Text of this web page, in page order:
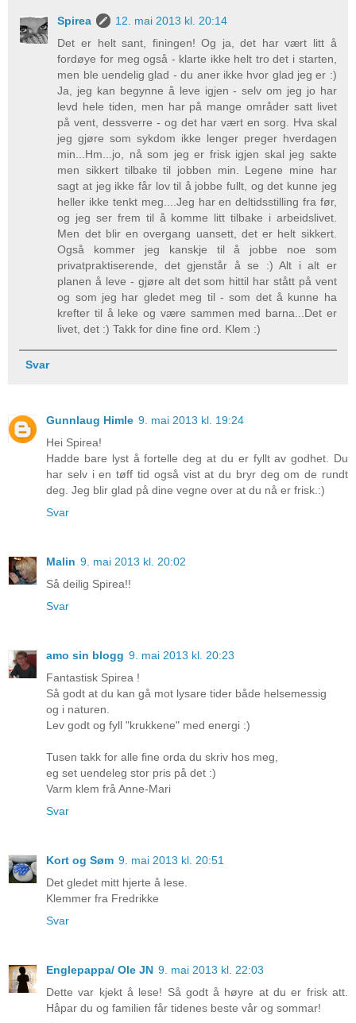
Spirea
12. mai 2013 kl. 20:14
Det er helt sant, finingen! Og ja, det har vært litt å
fordøye for meg også - klarte ikke helt tro det i starten,
men ble uendelig glad - du aner ikke hvor glad jeg er :)
Ja, jeg kan begynne å leve igjen - selv om jeg jo har
levd hele tiden, men har på mange områder satt livet
på vent, dessverre - og det har vært en sorg. Hva skal
jeg gjøre som sykdom ikke lenger preger hverdagen
min...Hm...jo, nå som jeg er frisk igjen skal jeg sakte
men sikkert tilbake til jobben min. Legene mine har
sagt at jeg ikke får lov til å jobbe fullt, og det kunne jeg
heller ikke tenkt meg....Jeg har en deltidsstilling fra før,
og jeg ser frem til å komme litt tilbake i arbeidslivet.
Men det blir en overgang uansett, det er helt sikkert.
Også kommer jeg kanskje til å jobbe noe som
privatpraktiserende, det gjenstår å se :) Alt i alt er
planen å leve - gjøre alt det som hittil har stått på vent
og som jeg har gledet meg til - som det å kunne ha
krefter til å leke og være sammen med barna...Det er
livet, det :) Takk for dine fine ord. Klem :)
Svar
Gunnlaug Himle 9. mai 2013 kl. 19:24
Hei Spirea!
Hadde bare lyst å fortelle deg at du er fyllt av godhet. Du
har selv i en tøff tid også vist at du bryr deg om de rundt
deg. Jeg blir glad på dine vegne over at du nå er frisk.:)
Svar
Malin 9. mai 2013 kl. 20:02
Så deilig Spirea!!
Svar
amo sin blogg 9. mai 2013 kl. 20:23
Fantastisk Spirea !
Så godt at du kan gå mot lysare tider både helsemessig
og i naturen.
Lev godt og fyll "krukkene" med energi :)
Tusen takk for alle fine orda du skriv hos meg,
eg set uendeleg stor pris på det :)
Varm klem frå Anne-Mari
Svar
Kort og Søm 9. mai 2013 kl. 20:51
Det gledet mitt hjerte å lese.
Klemmer fra Fredrikke
Svar
Englepappa/ Ole JN 9. mai 2013 kl. 22:03
Dette var kjekt å lese! Så godt å høyre at du er frisk att.
Håpar du og familien får tidenes beste vår og sommar!